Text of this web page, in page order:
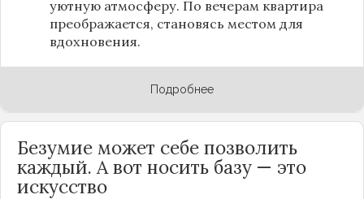
уютную атмосферу. По вечерам квартира
преображается, становясь местом для
вдохновения.
Подробнее
Безумие может себе позволить
каждый. А вот носить базу — это
искусство